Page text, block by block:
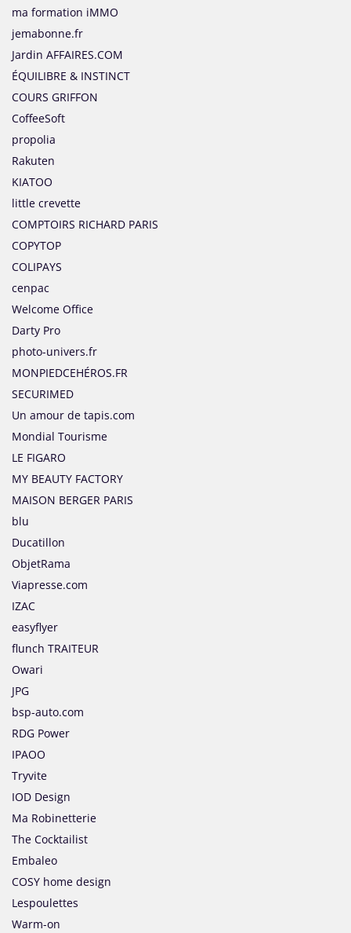
ma formation iMMO
jemabonne.fr
Jardin AFFAIRES.COM
ÉQUILIBRE & INSTINCT
COURS GRIFFON
CoffeeSoft
propolia
Rakuten
KIATOO
little crevette
COMPTOIRS RICHARD PARIS
COPYTOP
COLIPAYS
cenpac
Welcome Office
Darty Pro
photo-univers.fr
MONPIEDCEHÉROS.FR
SECURIMED
Un amour de tapis.com
Mondial Tourisme
LE FIGARO
MY BEAUTY FACTORY
MAISON BERGER PARIS
blu
Ducatillon
ObjetRama
Viapresse.com
IZAC
easyflyer
flunch TRAITEUR
Owari
JPG
bsp-auto.com
RDG Power
IPAOO
Tryvite
IOD Design
Ma Robinetterie
The Cocktailist
Embaleo
COSY home design
Lespoulettes
Warm-on